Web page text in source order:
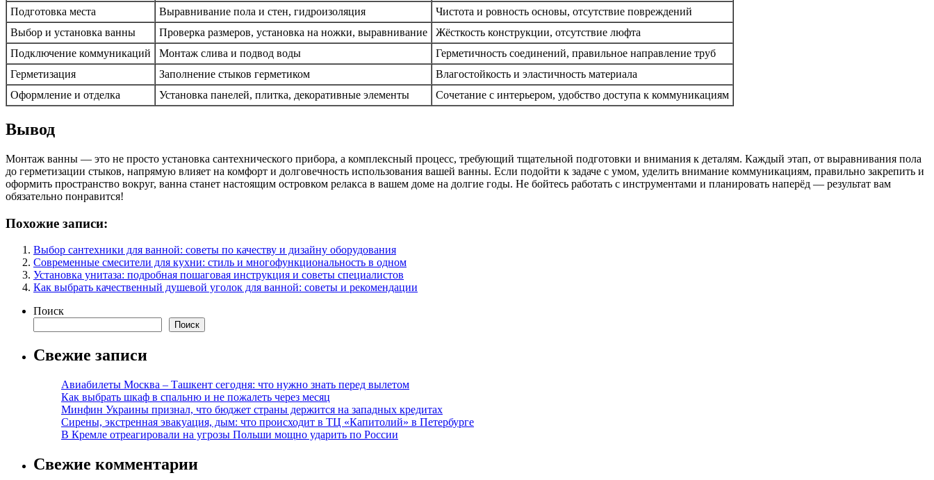
Подготовка места
Выравнивание пола и стен, гидроизоляция
Чистота и ровность основы, отсутствие повреждений
Выбор и установка ванны
Проверка размеров, установка на ножки, выравнивание
Жёсткость конструкции, отсутствие люфта
Подключение коммуникаций
Монтаж слива и подвод воды
Герметичность соединений, правильное направление труб
Герметизация
Заполнение стыков герметиком
Влагостойкость и эластичность материала
Оформление и отделка
Установка панелей, плитка, декоративные элементы Сочетание с интерьером, удобство доступа к коммуникациям
Вывод
Монтаж ванны — это не просто установка сантехнического прибора, а комплексный процесс, требующий тщательной подготовки и внимания к деталям. Каждый этап, от выравнивания пола
до герметизации стыков, напрямую влияет на комфорт и долговечность использования вашей ванны. Если подойти к задаче с умом, уделить внимание коммуникациям, правильно закрепить и
оформить пространство вокруг, ванна станет настоящим островком релакса в вашем доме на долгие годы. Не бойтесь работать с инструментами и планировать наперёд — результат вам
обязательно понравится!
Похожие записи:
Выбор сантехники для ванной: советы по качеству и дизайну оборудования
Современные смесители для кухни: стиль и многофункциональность в одном
Установка унитаза: подробная пошаговая инструкция и советы специалистов
Как выбрать качественный душевой уголок для ванной: советы и рекомендации
Поиск
Поиск
Свежие записи
Авиабилеты Москва – Ташкент сегодня: что нужно знать перед вылетом
Как выбрать шкаф в спальню и не пожалеть через месяц
Минфин Украины признал, что бюджет страны держится на западных кредитах
Сирены, экстренная эвакуация, дым: что происходит в ТЦ «Капитолий» в Петербурге
В Кремле отреагировали на угрозы Польши мощно ударить по России
Свежие комментарии